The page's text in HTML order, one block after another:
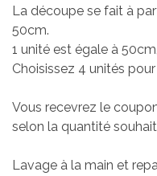
La découpe se fait à
50cm.
1 unité est égale à
Choisissez 4 unités
Vous recevrez le
selon la quantité
Lavage à la main et